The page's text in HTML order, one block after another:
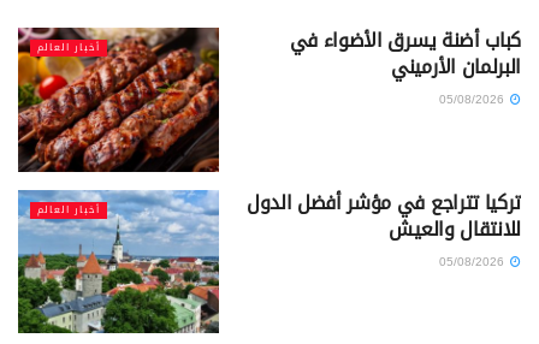
أخبار العالم كباب أضنة يسرق الأضواء في
البرلمان الأرميني
أخبار العالم تركيا تتراجع في مؤشر أفضل الدول
للانتقال والعيش